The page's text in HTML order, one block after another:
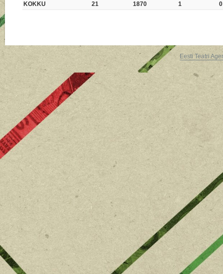
KOKKU
21 1870 1 0
Eesti Teatri